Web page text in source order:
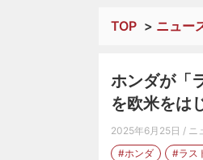
TOP > ニュー
ホンダが「
を欧米をは
2025年6月25日 / ニ
#ホンダ
#ラス